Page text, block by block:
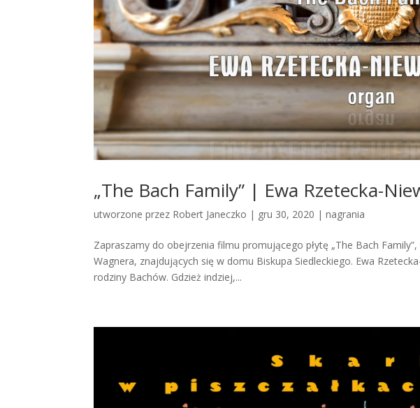
„The Bach Family” | Ewa Rzetecka-
utworzone przez Robert Janeczko | gru 30, 2020 |nagrania
Zapraszamy do obejrzenia filmu promującego płytę „The Bach
Wagnera, znajdujących się w domu Biskupa Siedleckiego. Ewa
rodziny Bachów. Gdzież indziej,...